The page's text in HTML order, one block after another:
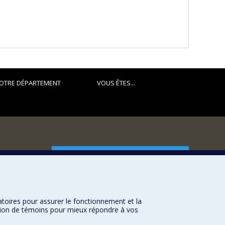
DÉPARTEMENT VOUS ÊTES...
FACULTÉ DES ARTS ET DES SCIENCES
Nos programmes et cours
pour assurer le fonctionnement et la
de témoins pour mieux répondre à vos